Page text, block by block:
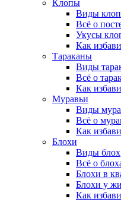
Клопы
Виды
Всё о
Укусы
Как
Тараканы
Виды
Всё о
Как
Муравьи
Виды
Всё о
Как
Блохи
Виды блох
Всё о
Блохи в
Блохи у
Как